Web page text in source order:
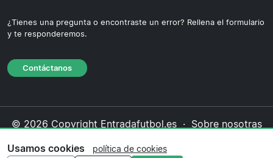
¿Tienes una pregunta o encontraste un error? Rellena el formulario
y te responderemos.
Contáctanos
© 2026 Copyright Entradafutbol.es · Sobre nosotras
cookies·Política editorial
Usamos cookies política de cookies